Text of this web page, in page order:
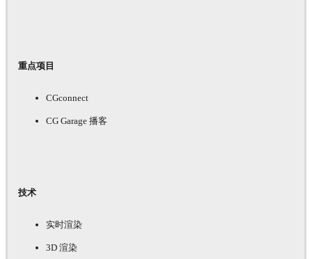
重点项目
CGconnect
CG Garage 播客
技术
实时渲染
3D 渲染